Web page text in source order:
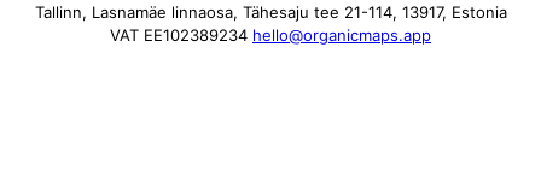
Tallinn, Lasnamäe linnaosa, Tähesaju tee 21-114, 13917, Estonia
VAT EE102389234 hello@organicmaps.app